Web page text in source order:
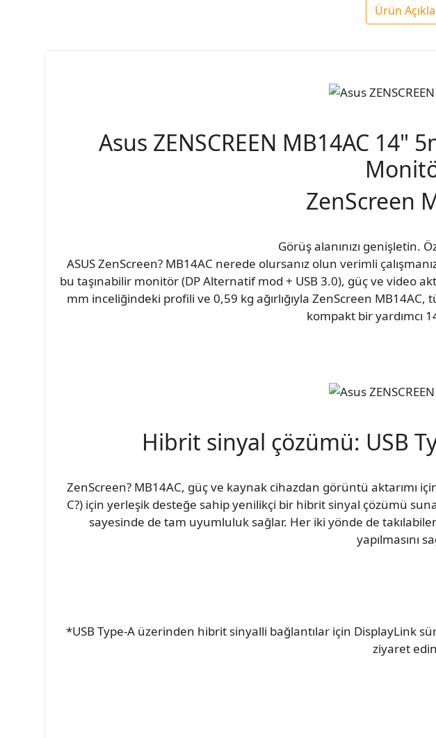
Ürün
Asus ZENSCREEN MB14AC 14"
ZenScreen
Görüş alanınızı genişletin.
ASUS ZenScreen? MB14AC nerede olursanız olun verimli
bu taşınabilir monitör (DP Alternatif mod + USB 3.0), güç ve video
mm inceliğindeki profili ve 0,59 kg ağırlığıyla ZenScreen MB14AC,
kompakt bir yardımcı
Hibrit sinyal çözümü: USB
ZenScreen? MB14AC, güç ve kaynak cihazdan görüntü aktarımı
C?) için yerleşik desteğe sahip yenilikçi bir hibrit sinyal çözümü
sayesinde de tam uyumluluk sağlar. Her iki yönde de
yapılmasını
*USB Type-A üzerinden hibrit sinyalli bağlantılar için DisplayLink
ziyaret